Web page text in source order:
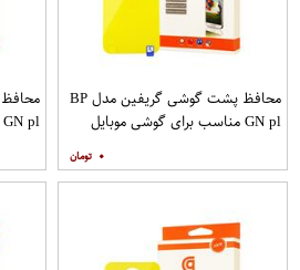
محافظ پشت گوشی گریفین مدل BP
GN pl مناسب برای گوشی موبایل
۰